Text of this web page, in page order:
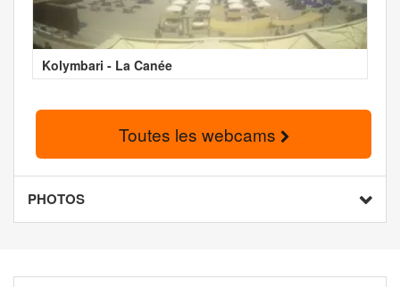
Kolymbari - La Canée
Toutes les webcams
PHOTOS